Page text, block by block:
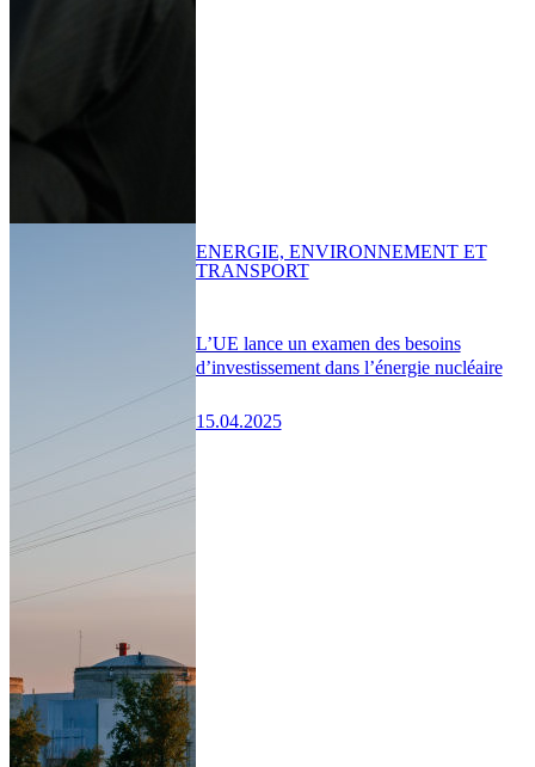
L’UE lance un examen des besoins
d’investissement dans l’énergie nucléaire
15.04.2025
ENERGIE, ENVIRONNEMENT ET
TRANSPORT